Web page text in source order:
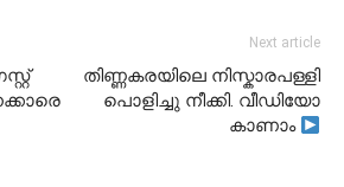
Next article
തിണ്ണകരയിലെ നിസ്കാരപള്ളി
പൊളിച്ചു നീക്കി. വീഡിയോ
കാണാം